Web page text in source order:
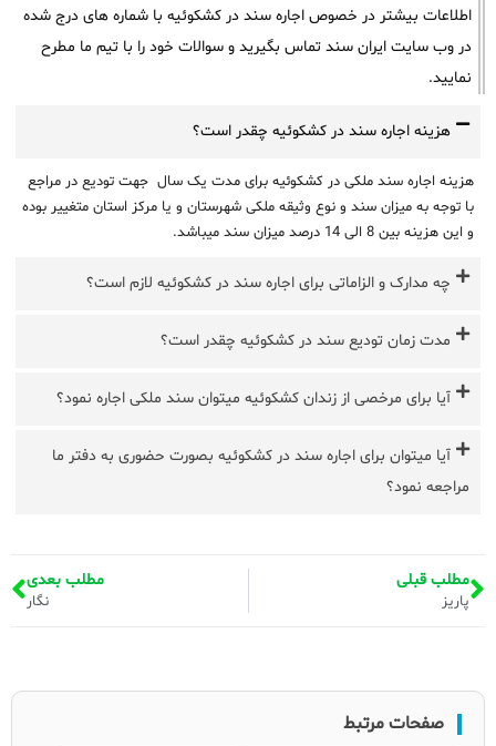
اطلاعات بیشتر در خصوص اجاره سند در کشکوئیه با شماره های درج شده
در وب سایت ایران سند تماس بگیرید و سوالات خود را با تیم ما مطرح
نمایید.
هزینه اجاره سند در کشکوئیه چقدر است؟
هزینه اجاره سند ملکی در کشکوئیه برای مدت یک سال جهت تودیع در مراجع
با توجه به میزان سند و نوع وثیقه ملکی شهرستان و یا مرکز استان متغییر بوده
و این هزینه بین 8 الی 14 درصد میزان سند میباشد.
چه مدارک و الزاماتی برای اجاره سند در کشکوئیه لازم است؟
مدت زمان تودیع سند در کشکوئیه چقدر است؟
آیا برای مرخصی از زندان کشکوئیه میتوان سند ملکی اجاره نمود؟
آیا میتوان برای اجاره سند در کشکوئیه بصورت حضوری به دفتر ما
مراجعه نمود؟
مطلب قبلی
پاریز
مطلب بعدی
نگار
صفحات مرتبط